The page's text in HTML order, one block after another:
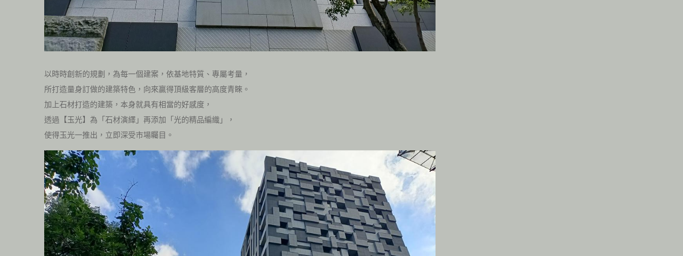
以時時創新的規劃，為每一個建案，依基地特質、專屬考量，
所打造量身訂做的建築特色，向來贏得頂級客層的高度青睞。
加上石材打造的建築，本身就具有相當的好感度，
透過【玉光】為「石材演繹」再添加「光的精品編織」，
使得玉光一推出，立即深受市場矚目。